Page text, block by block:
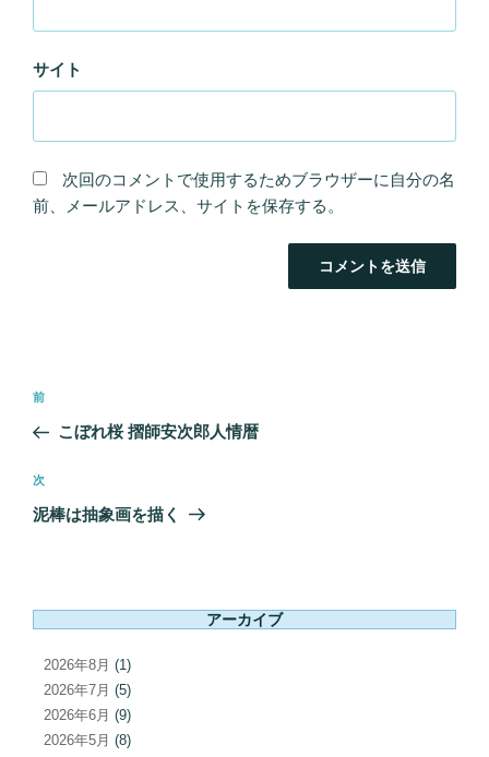
サイト
次回のコメントで使用するためブラウザーに自分の名
前、メールアドレス、サイトを保存する。
ナ
ビ
ー
ン
前
の
稿
前
こぼれ桜 摺師安次郎人情暦
次
の
次
泥棒は抽象画を描く
アーカイブ
2026年8月 (1)
2026年7月 (5)
2026年6月 (9)
2026年5月 (8)